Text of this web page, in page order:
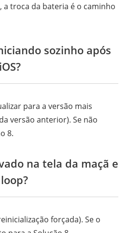
a troca da bateria é o caminho
sozinho após
para a versão mais
versão anterior). Se não
8.
na tela da maçã e
forçada). Se o